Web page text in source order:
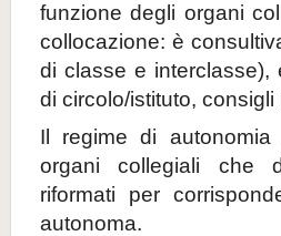
funzione degli organi
collocazione: è
di classe e interclasse),
di circolo/istituto, consigli
Il regime di
organi collegiali che
riformati per
autonoma.